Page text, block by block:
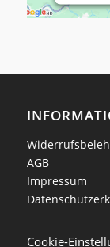
AGB
Impressum
Cookie-